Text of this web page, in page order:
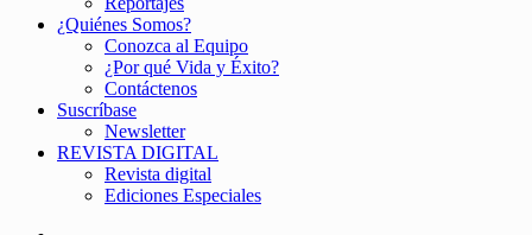
¿Quiénes Somos?
Conozca al Equipo
¿Por qué Vida y Éxito?
Contáctenos
Suscríbase
Newsletter
REVISTA DIGITAL
Revista digital
Ediciones Especiales